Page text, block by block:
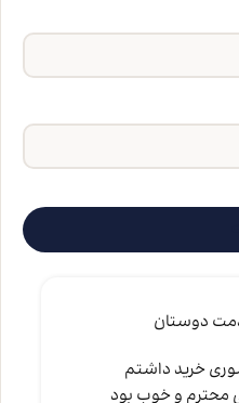
دوستان
خرید داشتم
محترم و خوب بود